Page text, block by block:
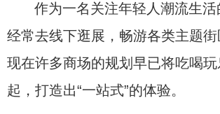
作为一名关注年轻人潮流生
经常去线下逛展，畅游各类主题街
现在许多商场的规划早已将吃喝
起，打造出“一站式”的体验。